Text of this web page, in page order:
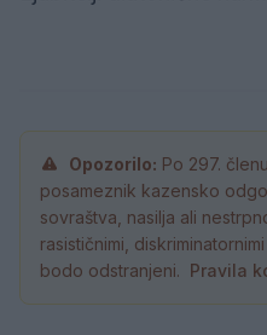
Opozorilo: Po 297.
posameznik kazensko
sovraštva, nasilja ali
rasističnimi,
bodo odstranjeni. Pravila